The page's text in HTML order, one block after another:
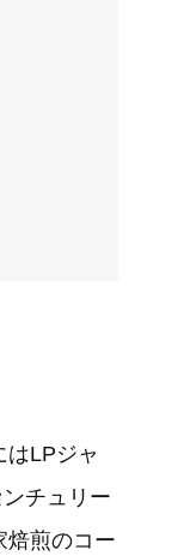
はLPジャ
チュリー
焙煎のコー